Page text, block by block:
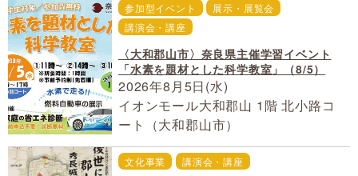
参加型イベント
展示・展覧会
講演会・講座
〈大和郡山市〉奈良県主催学習イベント
「水素を題材とした科学教室」（8/5）
2026年8月5日(水)
イオンモール大和郡山 1階 北小路コ
ート（大和郡山市）
文化事業 講演会・講座